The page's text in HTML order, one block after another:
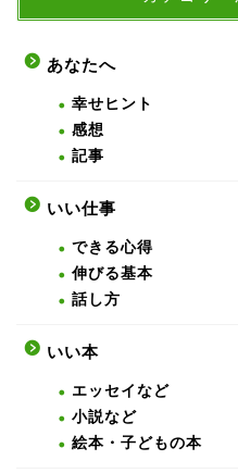
あなたへ
幸せヒント
感想
記事
いい仕事
できる心得
伸びる基本
話し方
いい本
エッセイなど
小説など
絵本・子どもの本